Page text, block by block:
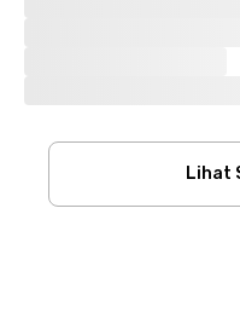
Lihat